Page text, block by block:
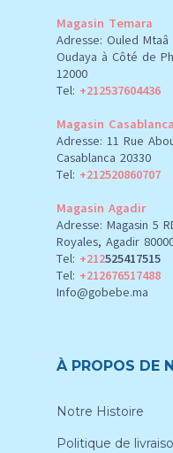
Magasin Temara
Adresse: Ouled
Oudaya à Côté de
12000
Tel: +212537604436
Magasin
Adresse: 11 Rue
Casablanca 20330
Tel: +212520860707
Magasin Agadir
Adresse: Magasin 5
Royales, Agadir
Tel: +212525417515
Tel: +212676517488
Info@gobebe.ma
À PROPOS DE
Notre Histoire
Politique de